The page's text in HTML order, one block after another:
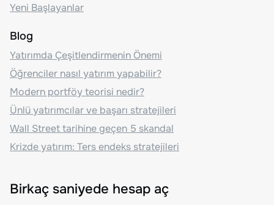
Yeni Başlayanlar
Blog
Yatırımda Çeşitlendirmenin Önemi
Öğrenciler nasıl yatırım yapabilir?
Modern portföy teorisi nedir?
Ünlü yatırımcılar ve başarı stratejileri
Wall Street tarihine geçen 5 skandal
Krizde yatırım: Ters endeks stratejileri
Birkaç saniyede hesap aç